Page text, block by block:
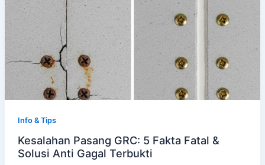
Info & Tips
Kesalahan Pasang GRC: 5 Fakta Fatal &
Solusi Anti Gagal Terbukti